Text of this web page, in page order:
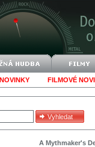
FILMOVÉ
A Mythmaker's